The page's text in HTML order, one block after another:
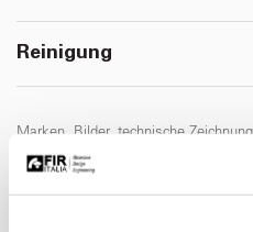
Reinigung
Marken, Bilder, technische
Dokument enthaltene Inhalte sind
Italia S.p.A.© und genießen den